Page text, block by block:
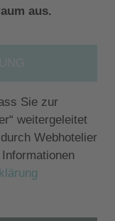
aus.
Sie zur
weitergeleitet
Webhotelier